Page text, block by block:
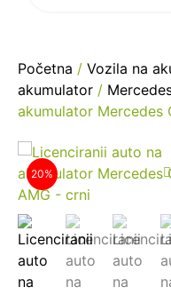
Početna / Vozila na
akumulator /
akumulator Mercedes
20%